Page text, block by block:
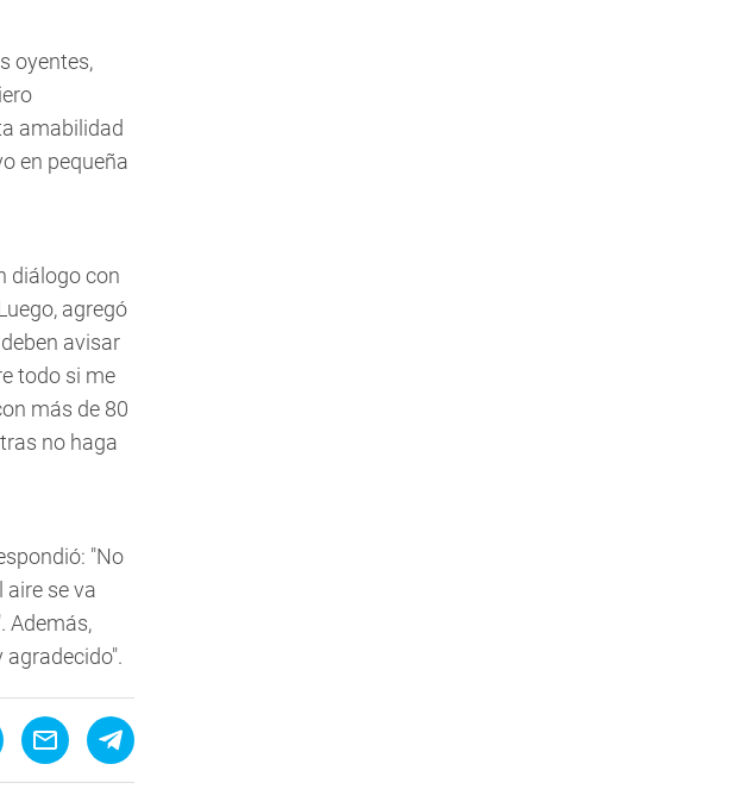
oyentes,
amabilidad
en pequeña
diálogo con
agregó
avisar
todo si me
más de 80
no haga
"No
se va
Además,